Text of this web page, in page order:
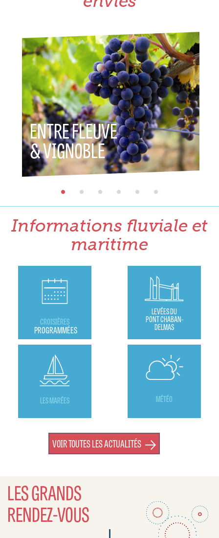
ENTRE FLEUVE
& VIGNOBLE &
Informations fluviale et
maritime
CROISIÈRES
PROGRAMMÉES
LEVÉES DU
PONT CHABAN-
DELMAS
LES MARÉES MÉTÉO
VOIR TOUTES LES ACTUALITÉS
LES GRANDS
RENDEZ-VOUS